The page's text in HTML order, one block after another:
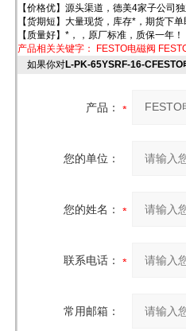
【价格优】源头渠道，德美4家子公司
【货期短】大量现货，库存*，期货下
【质量好】*，，原厂标准，质保一年！
产品相关关键字：
FESTO电磁阀
如果你对L-PK-65YSRF-16-
产品：
您的单位：
您的姓名：
联系电话：
常用邮箱：